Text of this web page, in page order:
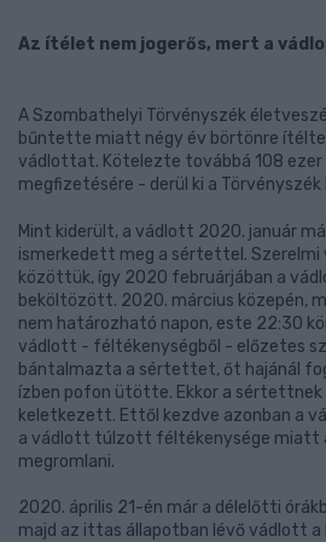
Az ítélet nem jogerős, mert a
A Szombathelyi Törvényszék
bűntette miatt négy év börtönre
vádlottat. Kötelezte továbbá 108
megfizetésére - derül ki a Törvényszék
Mint kiderült, a vádlott 2020. január
ismerkedett meg a sértettel. Szerelmi
közöttük, így 2020 februárjában a
beköltözött. 2020. március közepén,
nem határozható napon, este 22:30
vádlott - féltékenységből - előzetes
bántalmazta a sértettet, őt hajánál
ízben pofon ütötte. Ekkor a sértettnek
keletkezett. Ettől kezdve azonban a
a vádlott túlzott féltékenysége miatt
megromlani.
2020. április 21-én már a délelőtti
majd az ittas állapotban lévő vádlott a